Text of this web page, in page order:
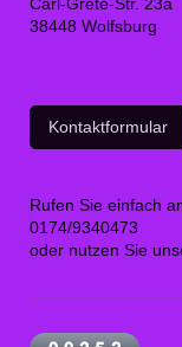
38448 Wolfsburg
Kontaktformular
Rufen Sie einfach
0174/9340473
oder nutzen Sie